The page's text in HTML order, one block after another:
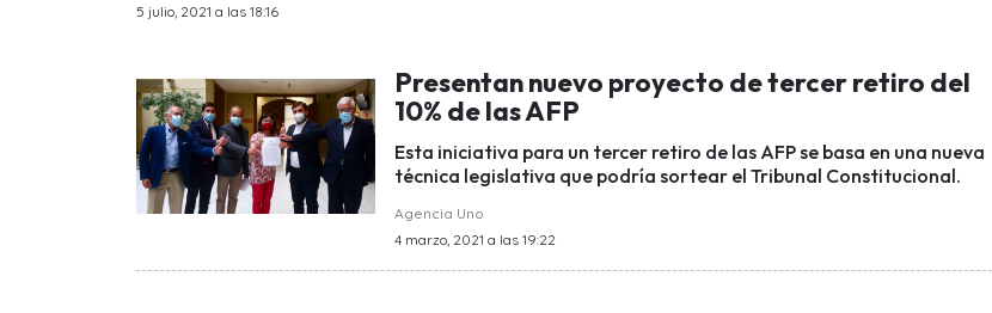
5 julio, 2021 a las 18:16
Presentan nuevo proyecto de tercer retiro del
10% de las AFP
Esta iniciativa para un tercer retiro de las AFP se basa en una nueva
técnica legislativa que podría sortear el Tribunal Constitucional.
Agencia Uno
4 marzo, 2021 a las 19:22